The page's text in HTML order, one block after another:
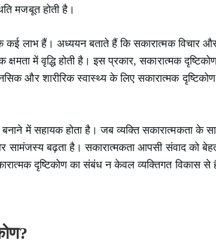
मजबूत होती है।
कई लाभ हैं। अध्ययन बताते हैं कि सकारात्मक विचार और
में वृद्धि होती है। इस प्रकार, सकारात्मक
और शारीरिक स्वास्थ्य के लिए सकारात्मक
बनाने में सहायक होता है। जब व्यक्ति सकारात्मकता
बढ़ता है। सकारात्मकता आपसी संवाद को
दृष्टिकोण का संबंध न केवल व्यक्तिगत विकास से